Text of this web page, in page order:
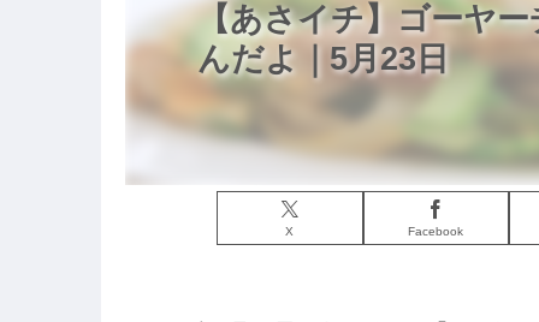
【あさイチ】ゴーヤ
んだよ｜5月23日
X Facebook